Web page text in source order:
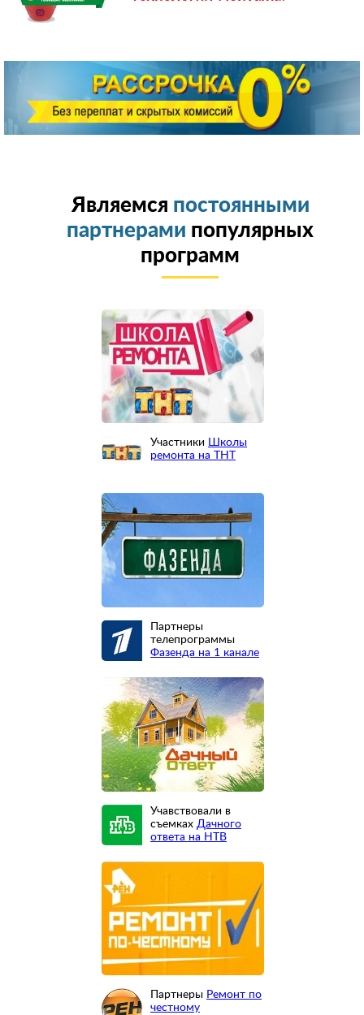
Являемся постоянными
партнерами популярных
программ
Участники Школы
ремонта на ТНТ
Партнеры
телепрограммы
Фазенда на 1 канале
Учавствовали в
съемках Дачного
ответа на НТВ
Партнеры Ремонт по
честному